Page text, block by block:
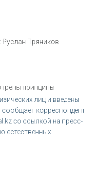
Руслан Пряников
принципы
лиц и введены
корреспондент
со ссылкой на пресс-
естественных